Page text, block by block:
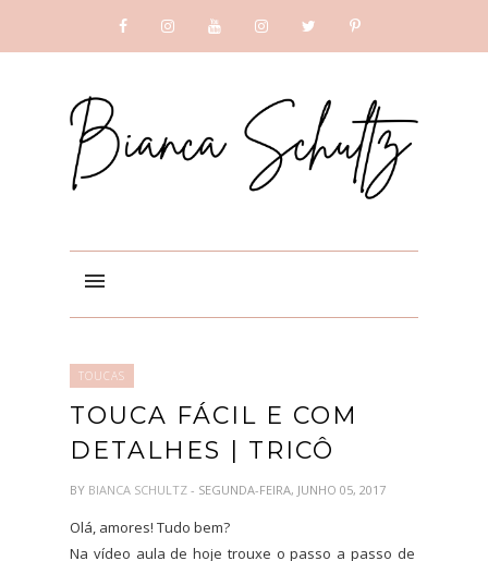
TOUCAS
TOUCA FÁCIL E COM
DETALHES | TRICÔ
BY BIANCA SCHULTZ - SEGUNDA-FEIRA, JUNHO 05, 2017
Olá, amores! Tudo bem?
Na vídeo aula de hoje trouxe o passo a passo de